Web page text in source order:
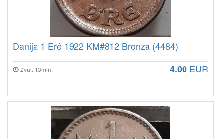
Danija 1 Erė 1922 KM#812 Bronza (4484)
2val. 13min. 4.00 EUR